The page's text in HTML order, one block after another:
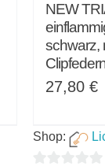
NEW
schwarz,
27,80 €
Shop: